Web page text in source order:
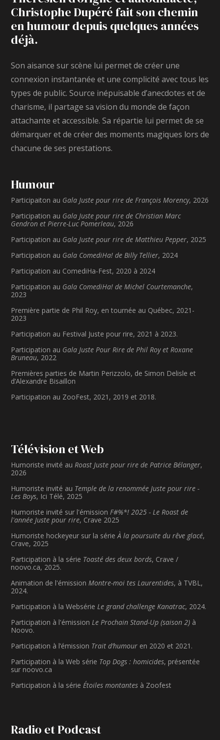
Christophe Dupéré fait son chemin
en humour depuis quelques années
déjà.
Son aisance sur scène lui permet de créer une
connexion instantanée et une complicité avec tous les
types de public. Source inépuisable d’anecdotes et de
charisme, il partage sa vision du monde de façon
attachante et accessible. Sa répartie lui permet de se
démarquer et de créer des moments magiques lors de
chacune de ses prestations.
Humour
Participaiton au Gala Juste pour rire de François Morency, 2026
Participation au Gala Juste pour rire de Christian Marc
Gendron et Pierre-Luc Pomerleau, 2026
Participation au Gala Juste pour rire de Matthieu Pepper, 2025
Participation au Gala ComediHa! de Billy Tellier, 2024
Participation au ComediHa-Fest, 2020 à 2024
Participation au Gala ComediHa! de Michel Courtemanche,
2023
Première partie de Phil Roy, en tournée au Québec, 2021-
2023
Participation au Festival Juste pour rire, 2021 à 2023.
Participation au Gala Juste Pour Rire de Phil Roy et Roxane
Bruneau, 2022
Premières parties de Martin Perizzolo, de Simon Delisle et
d’Alexandre Bisaillon
Participation au ZooFest, 2021, 2019 et 2018.
Télévision et Web
Humoriste invité au Roast Juste pour rire de Patrice Bélanger,
2026
Humoriste invité au Temple de la renommée Juste pour rire -
Les Boys, Ici Télé, 2025
Humoriste invité sur l'émission F#%*! 2025 - Le Roast de
l'année Juste pour rire, Crave 2025
Humoriste hockeyeur sur la série À la poursuite du rêve glacé,
Crave, 2025
Participation à la série Toasté des deux bords, Crave /
noovo.ca, 2025.
Animation de l'émission Montre-moi tes Laurentides, à TVBL,
2024.
Participation à la Websérie Le grand challenge Kanatrac, 2024.
Participation à l'émission Le Prochain Stand-Up (saison 2) à
Noovo.
Participation à l’émission Trait d’humour en 2020 et 2021.
Participation à la Web série Top Dogs : homicides, présentée
sur noovo.ca
Participation à la série Étoiles montantes à Zoofest
Radio et Podcast